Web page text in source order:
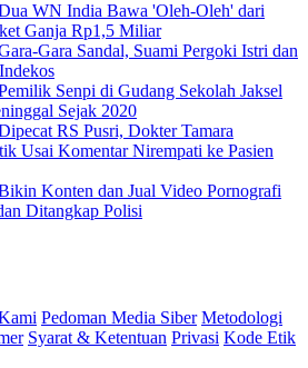
WN India Bawa 'Oleh-Oleh' dari
Ganja Rp1,5 Miliar
Gara Sandal, Suami Pergoki Istri dan
Senpi di Gudang Sekolah Jaksel
Sejak 2020
RS Pusri, Dokter Tamara
Usai Komentar Nirempati ke Pasien
Konten dan Jual Video Pornografi
Ditangkap Polisi
Pedoman Media Siber Metodologi
Syarat & Ketentuan Privasi Kode Etik